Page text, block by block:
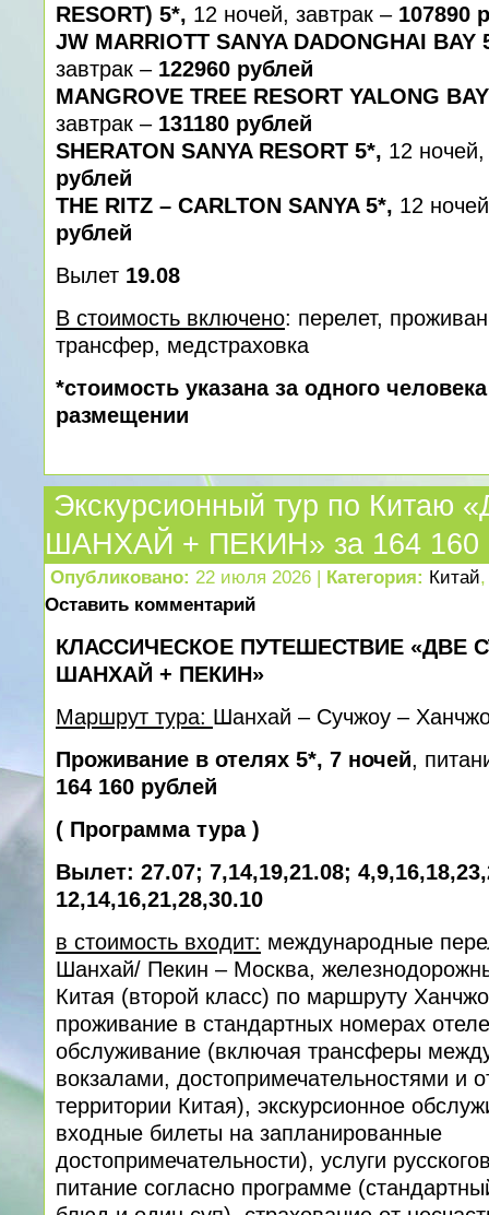
RESORT) 5*, 12 ночей, завтрак – 107890
JW MARRIOTT SANYA DADONGHAI BAY
завтрак – 122960 рублей
MANGROVE TREE RESORT YALONG
завтрак – 131180 рублей
SHERATON SANYA RESORT 5*, 12
рублей
THE RITZ – CARLTON SANYA 5*, 12
рублей
Вылет 19.08
В стоимость включено: перелет,
трансфер, медcтраховка
*стоимость указана за одного
размещении
Экскурсионный тур по
ШАНХАЙ + ПЕКИН» за 164 160
Опубликовано: 22 июля 2026 | Категория: Китай
Оставить комментарий
КЛАССИЧЕСКОЕ ПУТЕШЕСТВИЕ «ДВЕ
ШАНХАЙ + ПЕКИН»
Маршрут тура: Шанхай – Сучжоу –
Проживание в отелях 5*, 7 ночей,
164 160 рублей
( Программа тура)
Вылет: 27.07; 7,14,19,21.08;
12,14,16,21,28,30.10
в стоимость входит: международные
Шанхай/ Пекин – Москва,
Китая (второй класс) по маршруту
проживание в стандартных номерах
обслуживание (включая трансферы
вокзалами, достопримечательностями и
территории Китая), экскурсионное
входные билеты на запланированные
достопримечательности), услуги
питание согласно программе